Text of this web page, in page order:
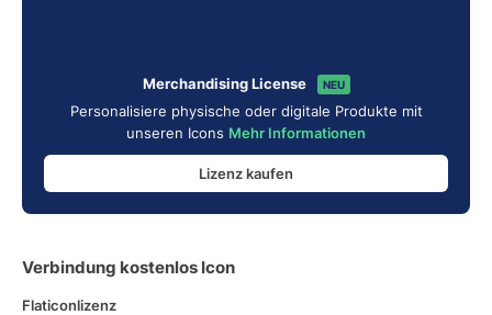
Merchandising License NEU
Personalisiere physische oder digitale Produkte mit
unseren Icons Mehr Informationen
Lizenz kaufen
Verbindung kostenlos Icon
Flaticonlizenz